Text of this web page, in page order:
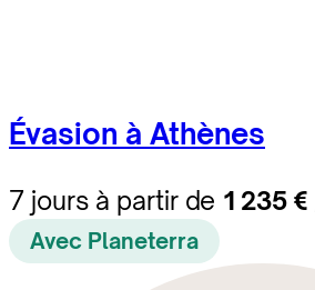
Évasion à Athènes
7 jours à partir de 1 235 €
Avec Planeterra